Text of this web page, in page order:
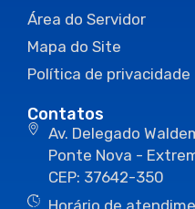
Área do Servidor
Mapa do Site
Política de privacidade
Contatos
Av. Delegado
Ponte Nova -
CEP: 37642-350